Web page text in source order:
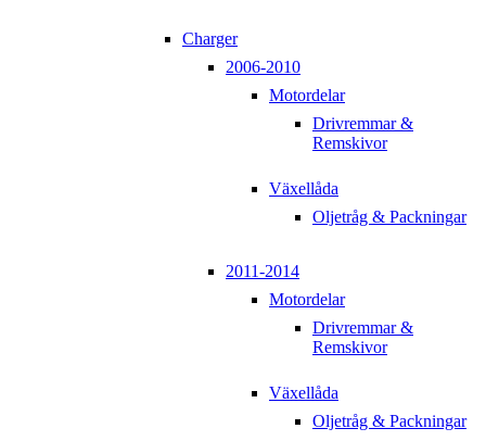
Charger
2006-2010
Motordelar
Drivremmar &
Remskivor
Växellåda
Oljetråg & Packningar
2011-2014
Motordelar
Drivremmar &
Remskivor
Växellåda
Oljetråg & Packningar